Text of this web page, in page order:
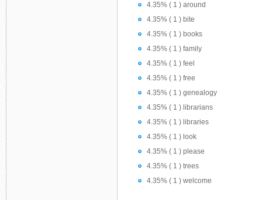
4.35% ( 1 ) around
4.35% ( 1 ) bite
4.35% ( 1 ) books
4.35% ( 1 ) family
4.35% ( 1 ) feel
4.35% ( 1 ) free
4.35% ( 1 ) genealogy
4.35% ( 1 ) librarians
4.35% ( 1 ) libraries
4.35% ( 1 ) look
4.35% ( 1 ) please
4.35% ( 1 ) trees
4.35% ( 1 ) welcome